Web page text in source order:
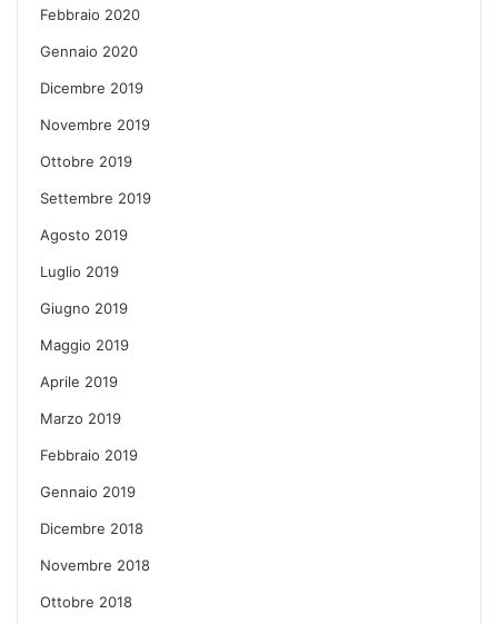
Febbraio 2020
Gennaio 2020
Dicembre 2019
Novembre 2019
Ottobre 2019
Settembre 2019
Agosto 2019
Luglio 2019
Giugno 2019
Maggio 2019
Aprile 2019
Marzo 2019
Febbraio 2019
Gennaio 2019
Dicembre 2018
Novembre 2018
Ottobre 2018